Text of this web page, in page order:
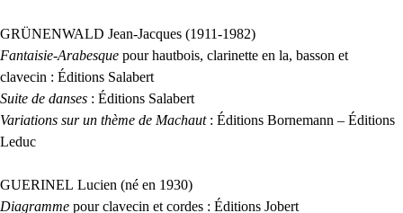
GRÜNENWALD Jean-Jacques (1911-1982)
Fantaisie-Arabesque pour hautbois, clarinette en la, basson et
clavecin : Éditions Salabert
Suite de danses : Éditions Salabert
Variations sur un thème de Machaut: Éditions Bornemann – Éditions
Leduc
GUERINEL Lucien (né en 1930)
Diagramme pour clavecin et cordes : Éditions Jobert